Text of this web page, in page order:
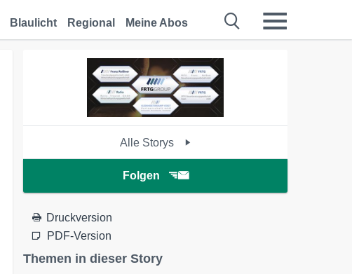
Blaulicht Regional Meine Abos
Alle Storys
Folgen
Druckversion
PDF-Version
Themen in dieser Story